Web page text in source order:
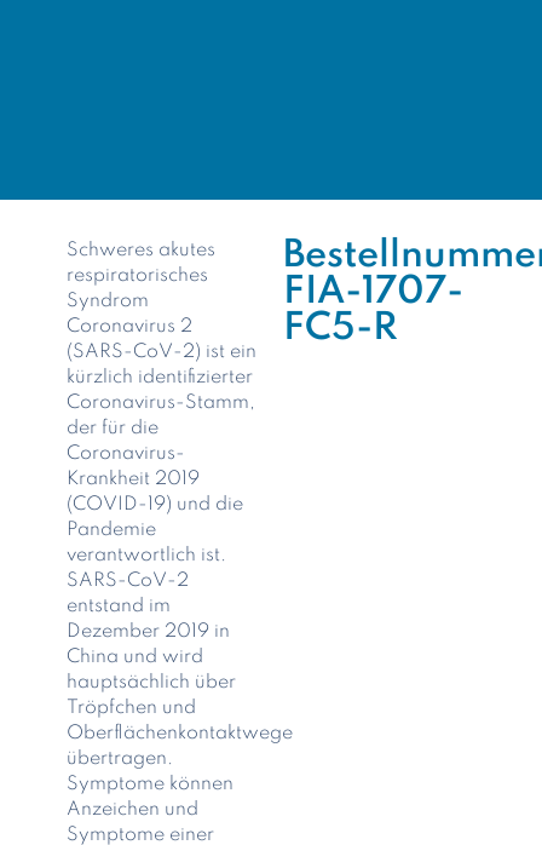
Schweres akutes
respiratorisches
Syndrom
Coronavirus 2
(SARS-CoV-2) ist ein
kürzlich identifizierter
Coronavirus-Stamm,
der für die
Coronavirus-
Krankheit 2019
(COVID-19) und die
Pandemie
verantwortlich ist.
SARS-CoV-2
entstand im
Dezember 2019 in
China und wird
hauptsächlich über
Tröpfchen und
Oberflächenkontaktwege
übertragen.
Symptome können
Anzeichen und
Symptome einer
FIA-1707-
FC5-R